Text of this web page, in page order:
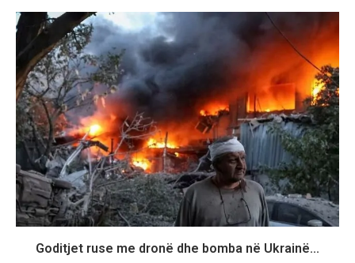
Goditjet ruse me dronë dhe bomba në Ukrainë...